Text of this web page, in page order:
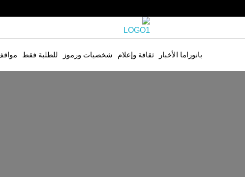
بانوراما الأخبار ثقافة وإعلام شخصيات ورموز للطلبة فقط